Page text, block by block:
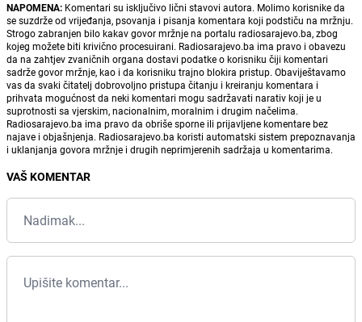
NAPOMENA: Komentari su isključivo lični stavovi autora. Molimo korisnike da
se suzdrže od vrijeđanja, psovanja i pisanja komentara koji podstiču na mržnju.
Strogo zabranjen bilo kakav govor mržnje na portalu radiosarajevo.ba, zbog
kojeg možete biti krivično procesuirani. Radiosarajevo.ba ima pravo i obavezu
da na zahtjev zvaničnih organa dostavi podatke o korisniku čiji komentari
sadrže govor mržnje, kao i da korisniku trajno blokira pristup. Obaviještavamo
vas da svaki čitatelj dobrovoljno pristupa čitanju i kreiranju komentara i
prihvata mogućnost da neki komentari mogu sadržavati narativ koji je u
suprotnosti sa vjerskim, nacionalnim, moralnim i drugim načelima.
Radiosarajevo.ba ima pravo da obriše sporne ili prijavljene komentare bez
najave i objašnjenja. Radiosarajevo.ba koristi automatski sistem prepoznavanja
i uklanjanja govora mržnje i drugih neprimjerenih sadržaja u komentarima.
VAŠ KOMENTAR